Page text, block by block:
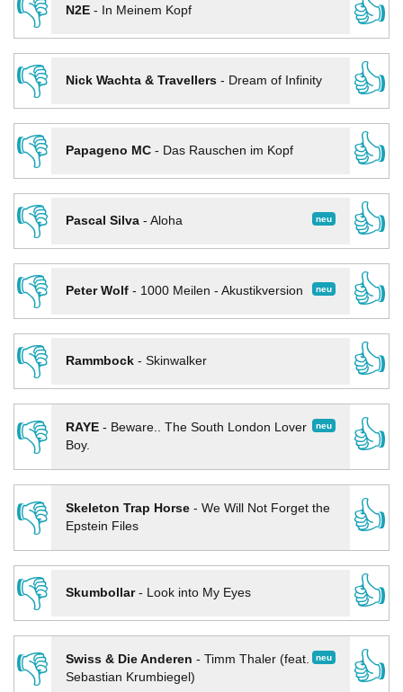
👎
N2E- In Meinem Kopf
👍
👎
Nick Wachta & Travellers- Dream of Infinity
👍
👎
Papageno MC- Das Rauschen im Kopf
👍
👎
neu
Pascal Silva- Aloha
👍
👎
neu
Peter Wolf- 1000 Meilen - Akustikversion
👍
👎
Rammbock- Skinwalker
👍
👎
neu
RAYE- Beware.. The South London Lover
Boy.
👍
👎 Skeleton Trap Horse- We Will Not Forget the
Epstein Files
👍
👎
Skumbollar- Look into My Eyes
👍
👎
neu
Swiss & Die Anderen - Timm Thaler (feat.
Sebastian Krumbiegel)
👍